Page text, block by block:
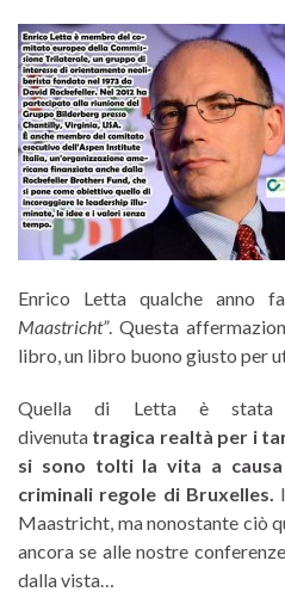
Enrico Letta qualche anno
Maastricht”. Questa
libro, un libro buono giusto per
Quella di Letta è stata
divenuta tragica realtà per i
si sono tolti la vita a
criminali regole di Bruxelles.
Maastricht, ma nonostante ciò
ancora se alle nostre
dalla vista…